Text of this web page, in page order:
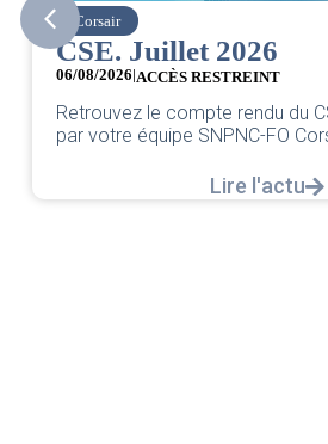
Corsair
CSE. Juillet 2026
06/08/2026|ACCÈS RESTREINT
Retrouvez le compte rendu du
par votre équipe SNPNC-FO
Lire l'actu